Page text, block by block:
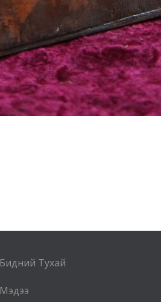
Бидний Тухай
Мэдээ